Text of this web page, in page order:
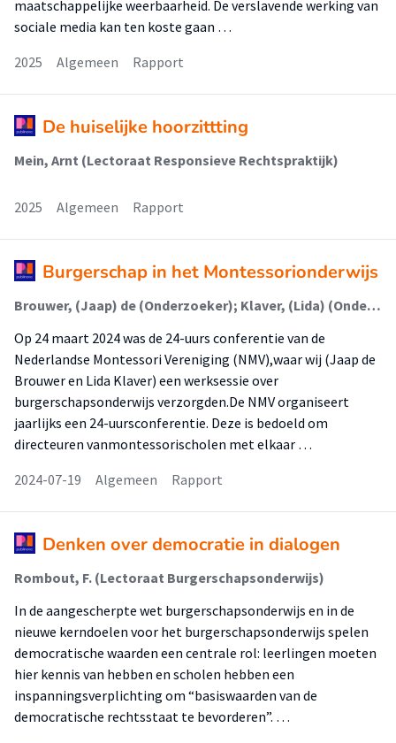
maatschappelijke weerbaarheid. De verslavende werking van
sociale media kan ten koste gaan …
2025
Algemeen Rapport
De huiselijke hoorzittting
Mein, Arnt (Lectoraat Responsieve Rechtspraktijk)
2025 Algemeen Rapport
Burgerschap in het Montessorionderwijs
Brouwer, (Jaap) de (Onderzoeker); Klaver, (Lida) (Onderzoeker)
Op 24 maart 2024 was de 24-uurs conferentie van de
Nederlandse Montessori Vereniging (NMV),waar wij (Jaap de
Brouwer en Lida Klaver) een werksessie over
burgerschapsonderwijs verzorgden.De NMV organiseert
jaarlijks een 24-uursconferentie. Deze is bedoeld om
directeuren vanmontessorischolen met elkaar …
2024-07-19
Algemeen Rapport
Denken over democratie in dialogen
Rombout, F. (Lectoraat Burgerschapsonderwijs)
In de aangescherpte wet burgerschapsonderwijs en in de
nieuwe kerndoelen voor het burgerschapsonderwijs spelen
democratische waarden een centrale rol: leerlingen moeten
hier kennis van hebben en scholen hebben een
inspanningsverplichting om “basiswaarden van de
democratische rechtsstaat te bevorderen”. …